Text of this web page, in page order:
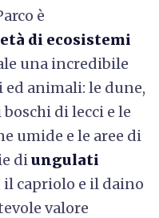
è
di ecosistemi
una incredibile
animali: le dune,
di lecci e le
umide e le aree di
diungulati
capriolo e il daino
valore